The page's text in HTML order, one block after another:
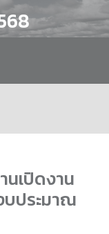
นเปิดงาน
บประมาณ